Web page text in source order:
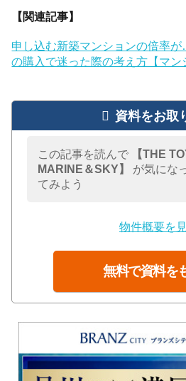
【関連記事】
申し込む新築マンションの倍率
の購入で迷った際の考え方【マン
資料をお取
この記事を読んで
【THE
MARINE＆SKY】
が気にな
てみよう
物件概要を
無料で資料を